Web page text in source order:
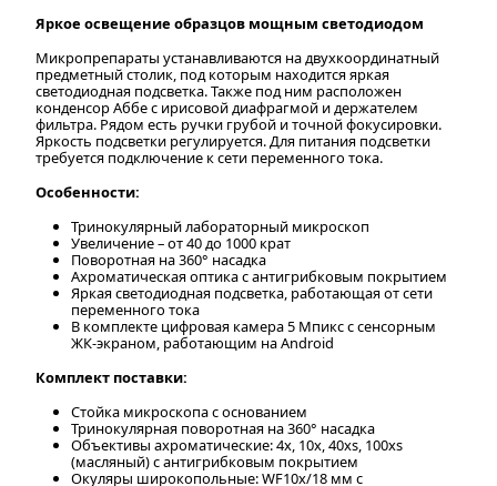
Яркое освещение образцов мощным светодиодом
Микропрепараты устанавливаются на двухкоординатный
предметный столик, под которым находится яркая
светодиодная подсветка. Также под ним расположен
конденсор Аббе с ирисовой диафрагмой и держателем
фильтра. Рядом есть ручки грубой и точной фокусировки.
Яркость подсветки регулируется. Для питания подсветки
требуется подключение к сети переменного тока.
Особенности:
Тринокулярный лабораторный микроскоп
Увеличение – от 40 до 1000 крат
Поворотная на 360° насадка
Ахроматическая оптика с антигрибковым покрытием
Яркая светодиодная подсветка, работающая от сети
переменного тока
В комплекте цифровая камера 5 Мпикс с сенсорным
ЖК-экраном, работающим на Android
Комплект поставки:
Стойка микроскопа с основанием
Тринокулярная поворотная на 360° насадка
Объективы ахроматические: 4х, 10х, 40xs, 100хs
(масляный) с антигрибковым покрытием
Окуляры широкопольные: WF10x/18 мм с